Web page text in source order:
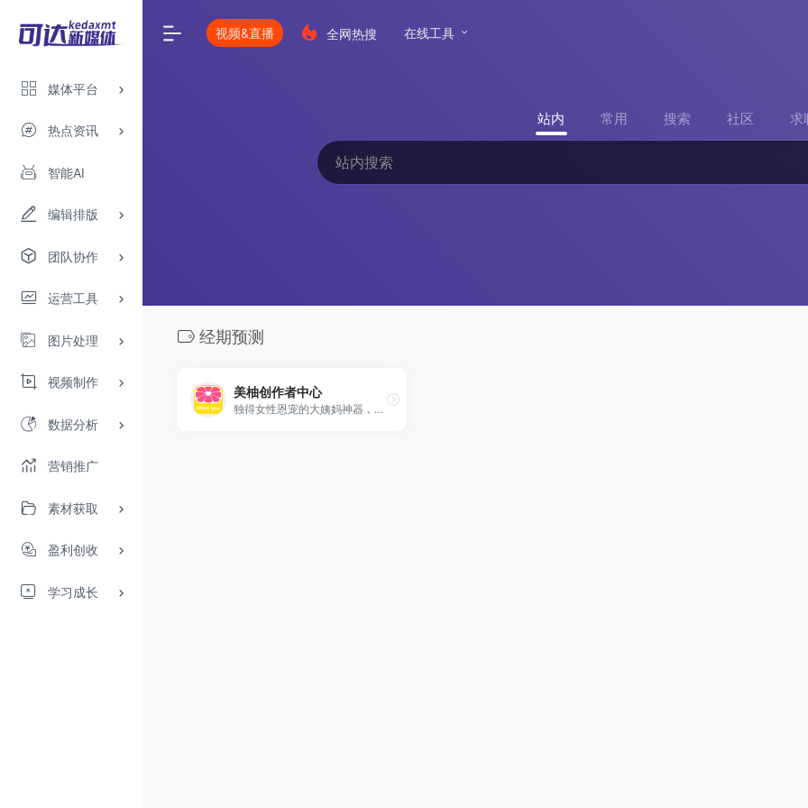
媒体平台
热点资讯
智能AI
编辑排版
团队协作
运营工具
图片处理
视频制作
数据分析
营销推广
素材获取
盈利创收
学习成长
视频&直播 全网热搜 在线工具
站内 常用 搜索 社区 求
经期预测
美柚创作者中心
独得女性恩宠的大姨妈神器，超活跃的女性交流社区，超过1亿妹纸在这里！美柚是一款记录经期的App，更是女性健康生活的正确入口，为女生提供购物、减肥、瘦身、美容、丰胸、星座交流，还可随心切换备孕、怀孕、育儿、孕期模式！